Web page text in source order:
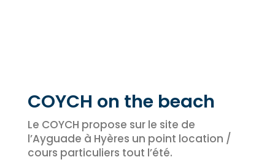
COYCH on the beach
Le COYCH propose sur le site de
l’Ayguade à Hyères un point location /
cours particuliers tout l’été.